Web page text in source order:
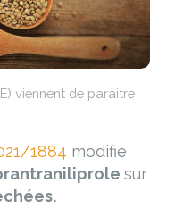
viennent de paraitre
1884 modifie
sur